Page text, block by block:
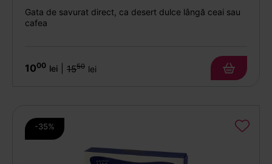
Gata de savurat direct, ca desert dulce lângă ceai sau
cafea
1000 lei 1550 lei
-35%